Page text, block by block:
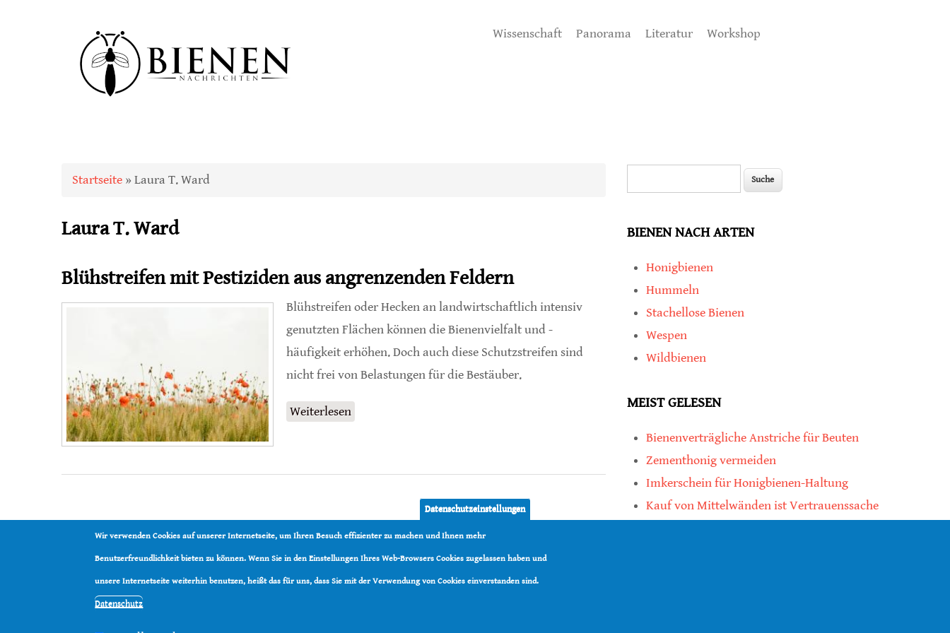
Wissenschaft Panorama Literatur Workshop
Sie sind hier
Startseite » Laura T. Ward
Laura T. Ward
Blühstreifen mit Pestiziden aus angrenzenden Feldern
Blühstreifen oder Hecken an landwirtschaftlich intensiv
genutzten Flächen können die Bienenvielfalt und -
häufigkeit erhöhen. Doch auch diese Schutzstreifen sind
nicht frei von Belastungen für die Bestäuber.
Weiterlesen
BIENEN NACH ARTEN
Honigbienen
Hummeln
Stachellose Bienen
Wespen
Wildbienen
MEIST GELESEN
Bienenverträgliche Anstriche für Beuten
Zementhonig vermeiden
Imkerschein für Honigbienen-Haltung
Kauf von Mittelwänden ist Vertrauenssache
Datenschutzeinstellungen
Wir verwenden Cookies auf unserer Internetseite, um Ihren Besuch effizienter zu machen und Ihnen mehr
Benutzerfreundlichkeit bieten zu können. Wenn Sie in den Einstellungen Ihres Web-Browsers Cookies zugelassen haben und
unsere Internetseite weiterhin benutzen, heißt das für uns, dass Sie mit der Verwendung von Cookies einverstanden sind.
Datenschutz